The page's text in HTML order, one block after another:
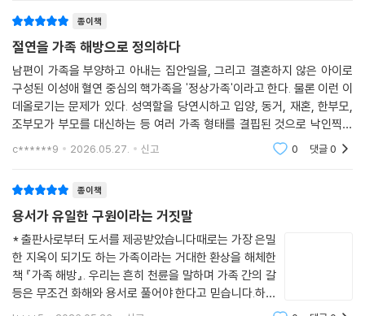
경계에서 작동하기 때문에 이를 온전히 듣는데도 많은 노력이 들고 해악을
끼치는 메시지를 차단하는 데는 더 큰 노력이 든다. 일단 해당 주파수를 맞
춘 뒤 반대행동을 취하면 이를 차단하는 과정을 간소화할 수 있다. 생존자
는 내면의 목소리가 전하는 비판적인 메시지를 사실상 학대자의 목소리라
여기고 거부하는 것이 안전하다.
--- p.202~203
서문에서 우리는 2015년 케임브리지대학 가족연구센터에서 진행한 절연
범위의 연구 중 하나로 가족과 절연한 팔백칠 명을 대상으로 한 것이었다.
응답자 중 80퍼센트가 긍정적인 결과를 보고했는데, “더 자유롭고 더 독
립적이고 더 강한 사람이 된 기분이다” “행복해지고 스트레스가 적어졌으
며 좀더 평안해졌다” “더 깊은 통찰력 혹은 이해심을 얻었다” 등의 답변이
대부분이었다.
또 응답자들은 절연 후 삶을 해방, 축하, 안도 같은 단어로 묘사했다. 한 응
절연에 대한 오해와 죄책감에서 벗어나도 생존자는 슬픔을 느낄 수 있다.
사회가 우리에게 다른 어떤 관계도 원가족과의 특별한 유대 관계에 비할
수 없다는 그릇된 관념을 심어놓았기 때문이다. 돌런은 이때 가족의 개념
을 재정립하길 권한다. 생존자에게 학대 가족은 필요 없을 지라도 유대감
을 나눌 공동체는 필요하기 때문이다. 소설가 아미스테드 모핀은 자신의
회고록에서 생물학적 가족을 가리키는 바이올로지컬 패밀리를 변형한 ‘로
대로 받아들이지 않을 때, 나와 걸맞은 사람들을 직접 선택해 꾸린 공동체
를 뜻한다. 돌런 역시 유전자에 기반하지 않고도 깊은 유대를 맺은 ‘선택 가
족’이 많다고 밝힌다. 많은 피해자가 가족과 절연하면 유대 관계를 잃고 혼
자가 될까봐 두려워하지만, 우리에게는 새로운 공동체를 형성할 힘이 있
다.
학대가 사회에 만연해진 배경부터 절연의 과정과 절연 이후의 삶까지, 『가
『가족 해방』은 단순한 책이 아니다. 자기해방을 위한 선언문이자, 학대 트
라우마에서 벗어나 치유돼도 좋다는 허가증이며, 가족이라는 이름 아래 끔
찍한 학대를 견뎌온 생존자 모두가 읽어야 할 지침서다. 연구와 취재, 개인
적인 이야기를 탁월하게 조화시킨 이 책은 가족의 유대는 결코 끊어져서는
안 된다는 신화를 깨뜨린다. 더불어 절연을 실패가 아닌 자기존중과 주체
성 극복을 위한 실천으로 바라보도록 생존자에게 용기를 준다. 『가족 해
꼭 필요한 도서다.
에이먼 돌런은 자신이 겪은 가정폭력과 그 폭력에서 벗어난 과정을 공유함
으로써 수많은 생존자에게 위안과 영감을 주고 구원의 손길을 내밀어줄 예
술작품을 탄생시켰다. 저자의 문장은 아름답고, 생존자의 이야기는 마음을
사로잡으며, 지침은 명확하고 설득력 있다. 학대가 남긴 유독한 상처를 극
종이책
절연을 가족 해방으로 정의하다
남편이 가족을 부양하고 아내는 집안일을, 그리고 결혼하지 않은 아이로
구성된 이성애 혈연 중심의 핵가족을 '정상가족'이라고 한다. 물론 이런 이
데올로기는 문제가 있다. 성역할을 당연시하고 입양, 동거, 재혼, 한부모,
조부모가 부모를 대신하는 등 여러 가족 형태를 결핍된 것으로 낙인찍는
차별 때문이다. 이건 가족의 구성 형태 측면에서 바라본 문제점이고 이들
c******9 2026.05.27. 신고 0 댓글0
종이책
용서가 유일한 구원이라는 거짓말
* 출판사로부터 도서를 제공받았습니다때로는 가장 은밀
한 지옥이 되기도 하는 가족이라는 거대한 환상을 해체한
책 『가족 해방』. 우리는 흔히 천륜을 말하며 가족 간의 갈
등은 무조건 화해와 용서로 풀어야 한다고 믿습니다.하지
만 과연 그럴까요? 미디어가 보여주는 눈물겨운 화해 극